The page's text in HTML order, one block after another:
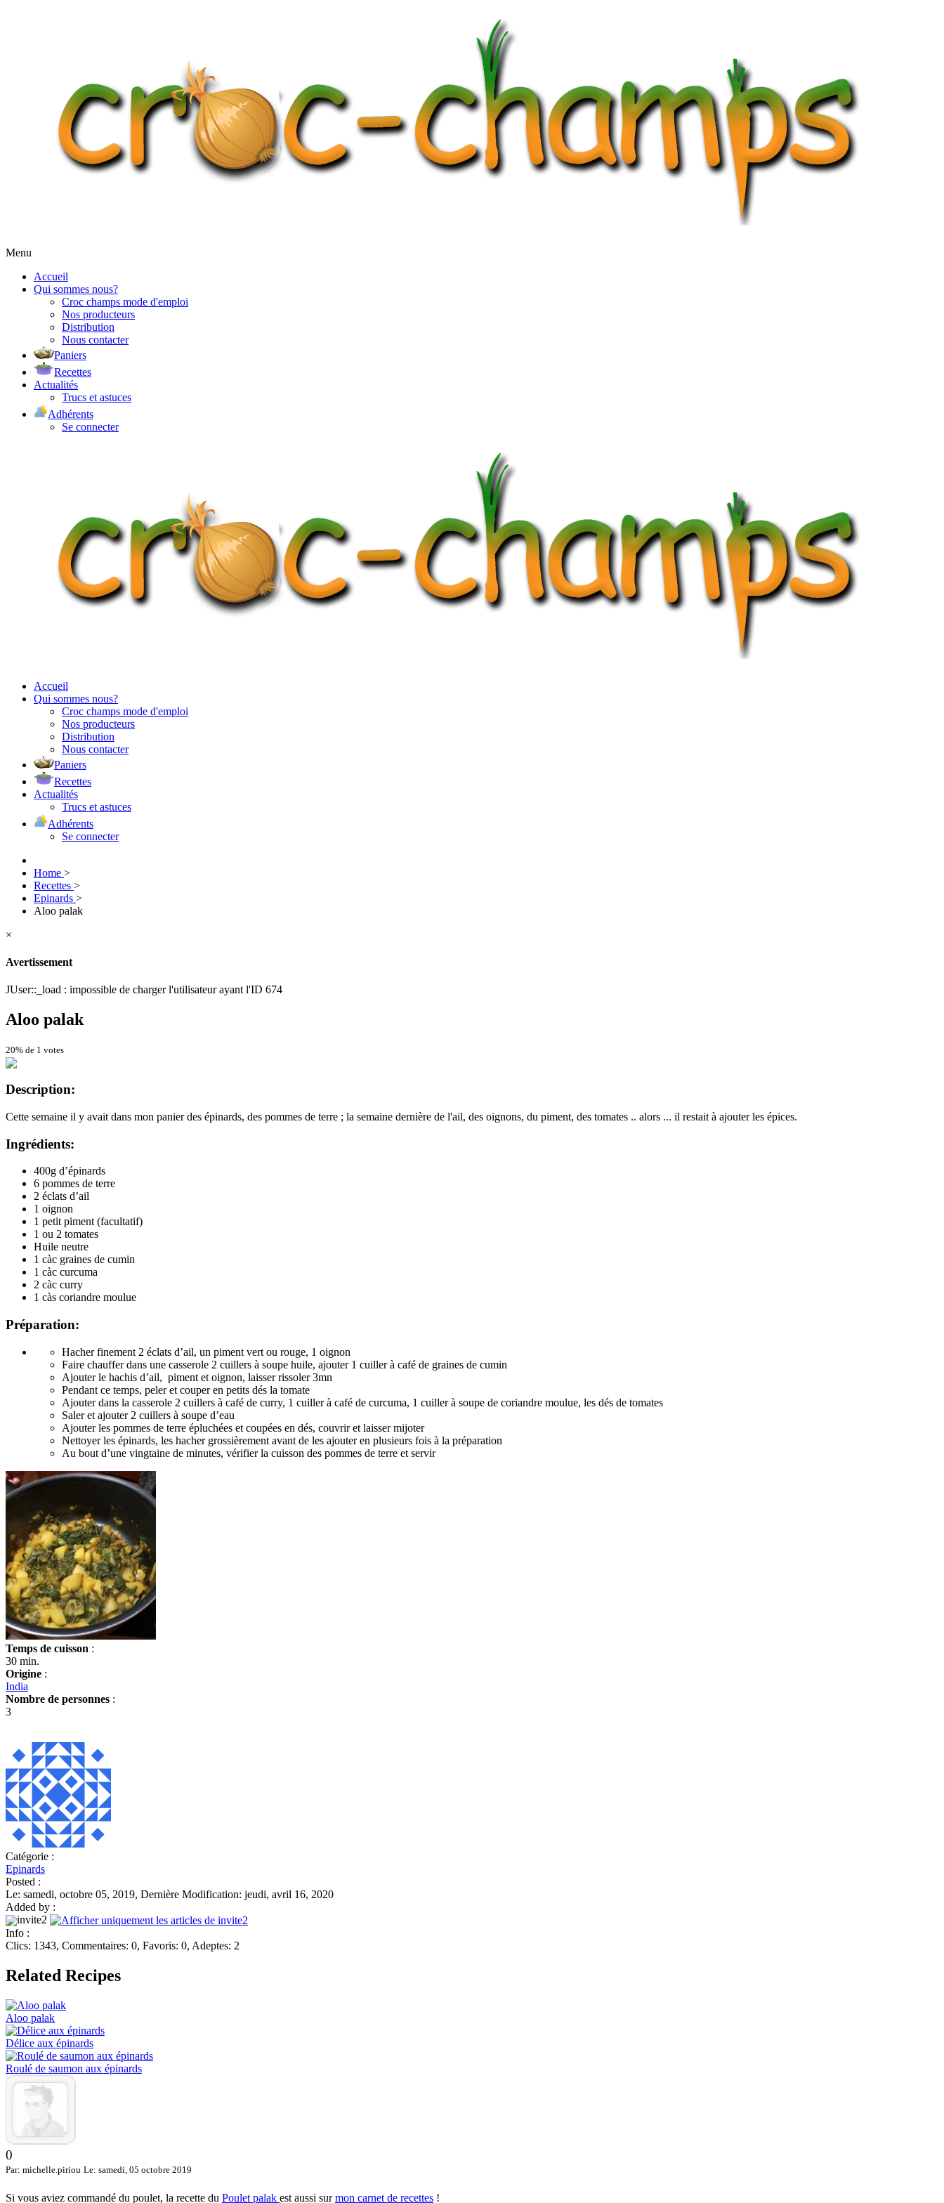
Menu
Accueil
Qui sommes nous?
Croc champs mode d'emploi
Nos producteurs
Distribution
Nous contacter
Paniers
Recettes
Actualités
Trucs et astuces
Adhérents
Se connecter
Accueil
Qui sommes nous?
Croc champs mode d'emploi
Nos producteurs
Distribution
Nous contacter
Paniers
Recettes
Actualités
Trucs et astuces
Adhérents
Se connecter
Home >
Recettes >
Epinards >
Aloo palak
×
Avertissement
JUser::_load : impossible de charger l'utilisateur ayant l'ID 674
Aloo palak
20% de 1 votes
Description:
Cette semaine il y avait dans mon panier des épinards, des pommes de terre ; la semaine dernière de l'ail, des oignons, du piment, des tomates .. alors ... il restait à ajouter les épices.
Ingrédients:
400g d’épinards
6 pommes de terre
2 éclats d’ail
1 oignon
1 petit piment (facultatif)
1 ou 2 tomates
Huile neutre
1 càc graines de cumin
1 càc curcuma
2 càc curry
1 càs coriandre moulue
Préparation:
Hacher finement 2 éclats d’ail, un piment vert ou rouge, 1 oignon
Faire chauffer dans une casserole 2 cuillers à soupe huile, ajouter 1 cuiller à café de graines de cumin
Ajouter le hachis d’ail, piment et oignon, laisser rissoler 3mn
Pendant ce temps, peler et couper en petits dés la tomate
Ajouter dans la casserole 2 cuillers à café de curry, 1 cuiller à café de curcuma, 1 cuiller à soupe de coriandre moulue, les dés de tomates
Saler et ajouter 2 cuillers à soupe d’eau
Ajouter les pommes de terre épluchées et coupées en dés, couvrir et laisser mijoter
Nettoyer les épinards, les hacher grossièrement avant de les ajouter en plusieurs fois à la préparation
Au bout d’une vingtaine de minutes, vérifier la cuisson des pommes de terre et servir
Temps de cuisson :
30 min.
Origine :
India
Nombre de personnes :
3
Catégorie :
Epinards
Posted :
Le: samedi, octobre 05, 2019, Dernière Modification: jeudi, avril 16, 2020
Added by :
invite2
Info :
Clics: 1343, Commentaires: 0, Favoris: 0, Adeptes: 2
Related Recipes
Aloo palak
Délice aux épinards
Roulé de saumon aux épinards
0
Par: michelle.piriou Le: samedi, 05 octobre 2019
Si vous aviez commandé du poulet, la recette du Poulet palak est aussi surmon carnet de recettes !